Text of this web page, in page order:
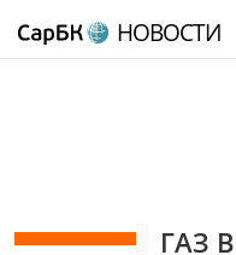
НОВОСТИ
ГАЗ